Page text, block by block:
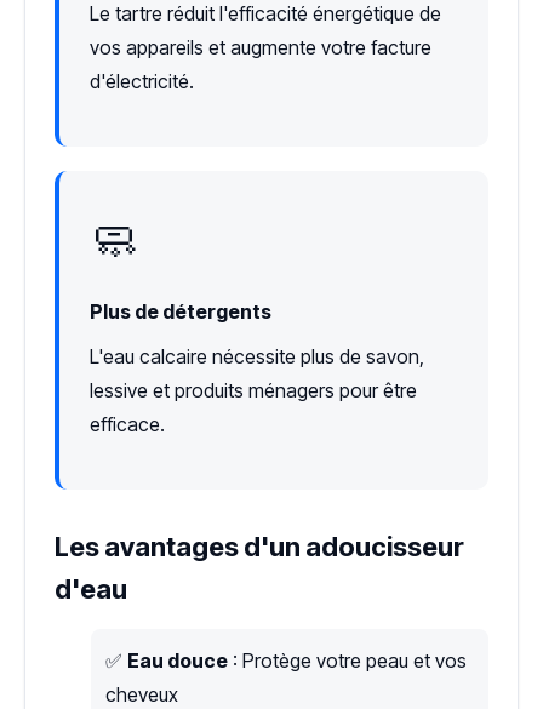
Le tartre réduit l'efficacité énergétique de
vos appareils et augmente votre facture
d'électricité.
🧼
Plus de détergents
L'eau calcaire nécessite plus de savon,
lessive et produits ménagers pour être
efficace.
Les avantages d'un adoucisseur
d'eau
✅ Eau douce : Protège votre peau et vos
cheveux